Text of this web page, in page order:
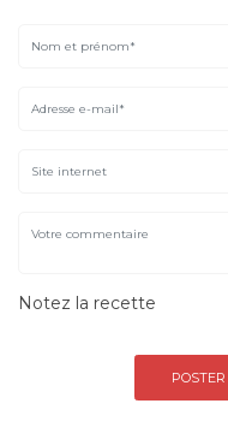
Notez la recette